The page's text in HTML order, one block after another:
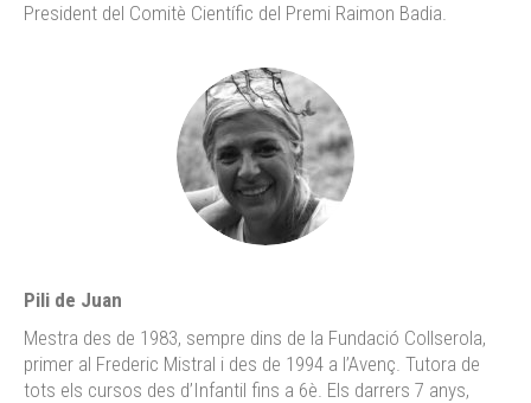
President del Comitè Científic del Premi Raimon Badia.
Pili de Juan
Mestra des de 1983, sempre dins de la Fundació Collserola,
primer al Frederic Mistral i des de 1994 a l’Avenç. Tutora de
tots els cursos des d’Infantil fins a 6è. Els darrers 7 anys,